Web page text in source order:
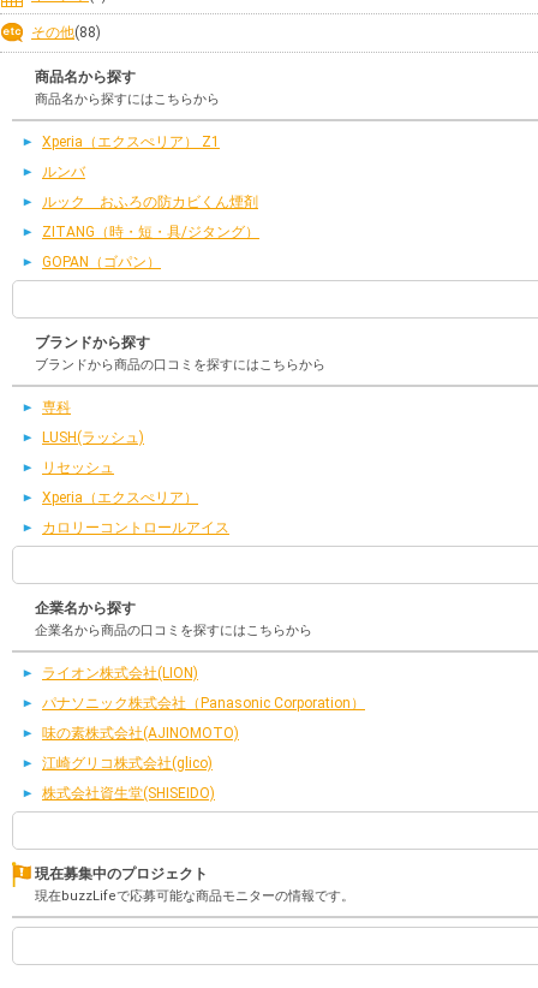
その他(88)
商品名から探す
商品名から探すにはこちらから
Xperia（エクスぺリア） Z1
ルンバ
ルック おふろの防カビくん煙剤
ZITANG（時・短・具/ジタング）
GOPAN（ゴパン）
ブランドから探す
ブランドから商品の口コミを探すにはこちらから
専科
LUSH(ラッシュ)
リセッシュ
Xperia（エクスぺリア）
カロリーコントロールアイス
企業名から探す
企業名から商品の口コミを探すにはこちらから
ライオン株式会社(LION)
パナソニック株式会社（Panasonic Corporation）
味の素株式会社(AJINOMOTO)
江崎グリコ株式会社(glico)
株式会社資生堂(SHISEIDO)
現在募集中のプロジェクト
現在buzzLifeで応募可能な商品モニターの情報です。